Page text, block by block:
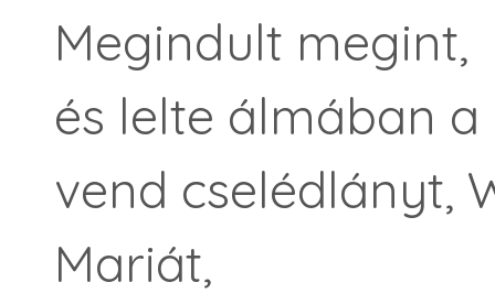
Megindult megint,
és lelte álmában
vend cselédlányt,
Mariát,